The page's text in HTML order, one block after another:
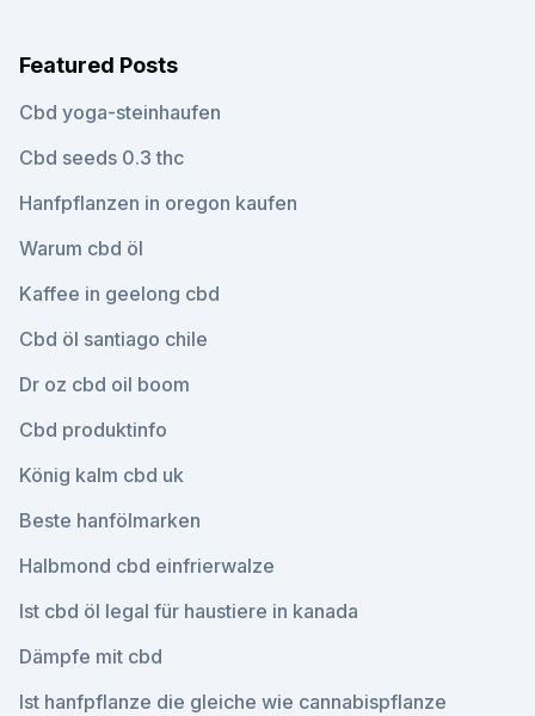
Featured Posts
Cbd yoga-steinhaufen
Cbd seeds 0.3 thc
Hanfpflanzen in oregon kaufen
Warum cbd öl
Kaffee in geelong cbd
Cbd öl santiago chile
Dr oz cbd oil boom
Cbd produktinfo
König kalm cbd uk
Beste hanfölmarken
Halbmond cbd einfrierwalze
Ist cbd öl legal für haustiere in kanada
Dämpfe mit cbd
Ist hanfpflanze die gleiche wie cannabispflanze